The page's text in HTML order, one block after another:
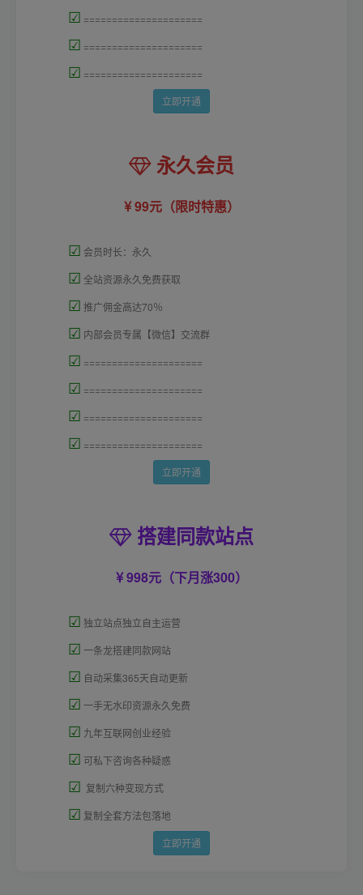
☑ =====================
☑ =====================
☑ =====================
立即开通
永久会员
99元（限时特惠）
☑ 会员时长：永久
☑ 全站资源永久免费获取
☑ 推广佣金高达70％
☑ 内部会员专属【微信】交流群
☑ =====================
☑ =====================
☑ =====================
☑ =====================
立即开通
搭建同款站点
998元（下月涨300）
☑ 独立站点独立自主运营
☑ 一条龙搭建同款网站
☑ 自动采集365天自动更新
☑ 一手无水印资源永久免费
☑ 九年互联网创业经验
☑ 可私下咨询各种疑惑
☑ 复制六种变现方式
☑ 复制全套方法包落地
立即开通